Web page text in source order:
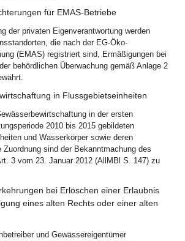
für EMAS-Betriebe
der privaten Eigenverantwortung werden
die nach der EG-Öko-
(EMAS) registriert sind, Ermäßigungen bei
behördlichen Überwachung gemäß Anlage 2
in Flussgebietseinheiten
in der ersten
2010 bis 2015 gebildeten
und Wasserkörper sowie deren
Zuordnung sind der Bekanntmachung des
3 vom 23. Januar 2012 (AllMBl S. 147) zu
bei Erlöschen einer Erlaubnis
eines alten Rechts oder einer alten
und Gewässereigentümer